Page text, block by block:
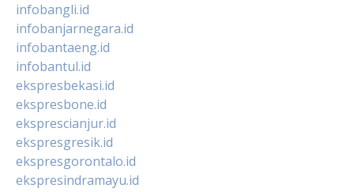
infobangli.id
infobanjarnegara.id
infobantaeng.id
infobantul.id
ekspresbekasi.id
ekspresbone.id
eksprescianjur.id
ekspresgresik.id
ekspresgorontalo.id
ekspresindramayu.id